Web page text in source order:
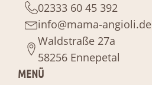
02333 60 45 392
info@mama-angioli.de
Waldstraße 27a
58256 Ennepetal
MENÜ